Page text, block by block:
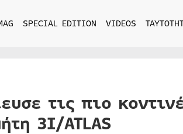
SPECIAL EDITION VIDEOS
τις πιο
3I/ATLAS